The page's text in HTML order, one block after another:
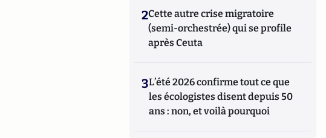
2Cette autre crise migratoire
(semi-orchestrée) qui se profile
après Ceuta
3L’été 2026 confirme tout ce que
les écologistes disent depuis 50
ans : non, et voilà pourquoi